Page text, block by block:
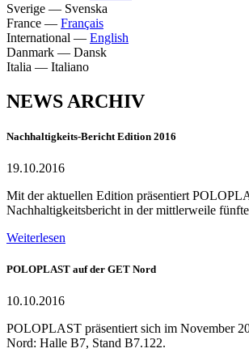
Sverige — Svenska
France — Français
International — English
Danmark — Dansk
Italia — Italiano
NEWS ARCHIV
Nachhaltigkeits-Bericht Edition 2016
19.10.2016
Mit der aktuellen Edition präsentiert
Nachhaltigkeitsbericht in der mittlerweile
Weiterlesen
POLOPLAST auf der GET Nord
10.10.2016
POLOPLAST präsentiert sich im November
Nord: Halle B7, Stand B7.122.